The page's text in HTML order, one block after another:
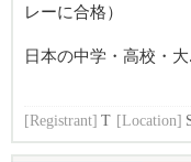
レーに合格）
日本の中学・高校・大
[Registrant] T [Location]